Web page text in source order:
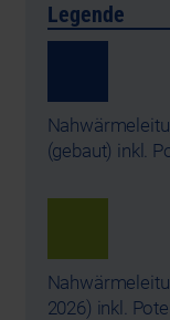
Legende
(gebaut) inkl.
2026) inkl.